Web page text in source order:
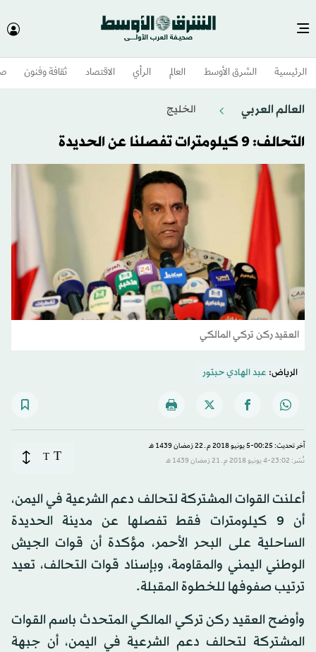
الرئيسية الشرق الأوسط​ العالم الرأي الاقتصاد ثقافة وفنون
العالم العربي الخليج
التحالف: 9 كيلومترات تفصلنا عن الحديدة
العقيد ركن تركي المالكي
الرياض: عبد الهادي حبتور
آخر تحديث: 00:25-5 يونيو 2018 م ـ 22 رَمضان 1439 هـ
نُشر: 23:02-4 يونيو 2018 م ـ 21 رَمضان 1439 هـ
T
T
أعلنت القوات المشتركة لتحالف دعم الشرعية في اليمن،
أن 9 كيلومترات فقط تفصلها عن مدينة الحديدة
الساحلية على البحر الأحمر، مؤكدة أن قوات الجيش
الوطني اليمني والمقاومة، وبإسناد قوات التحالف، تعيد
ترتيب صفوفها للخطوة المقبلة.
وأوضح العقيد ركن تركي المالكي المتحدث باسم القوات
المشتركة لتحالف دعم الشرعية في اليمن، أن جبهة